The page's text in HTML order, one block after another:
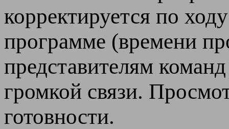
корректируется по
программе (времени
представителям
громкой связи.
готовности.